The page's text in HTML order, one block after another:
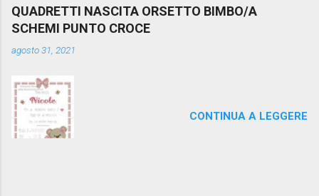
QUADRETTI NASCITA ORSETTO BIMBO/A
SCHEMI PUNTO CROCE
agosto 31, 2021
CONTINUA A LEGGERE